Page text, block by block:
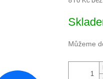
cena:
Můžeme